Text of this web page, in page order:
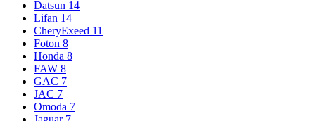
Datsun 14
Lifan 14
CheryExeed 11
Foton 8
Honda 8
FAW 8
GAC 7
JAC 7
Omoda 7